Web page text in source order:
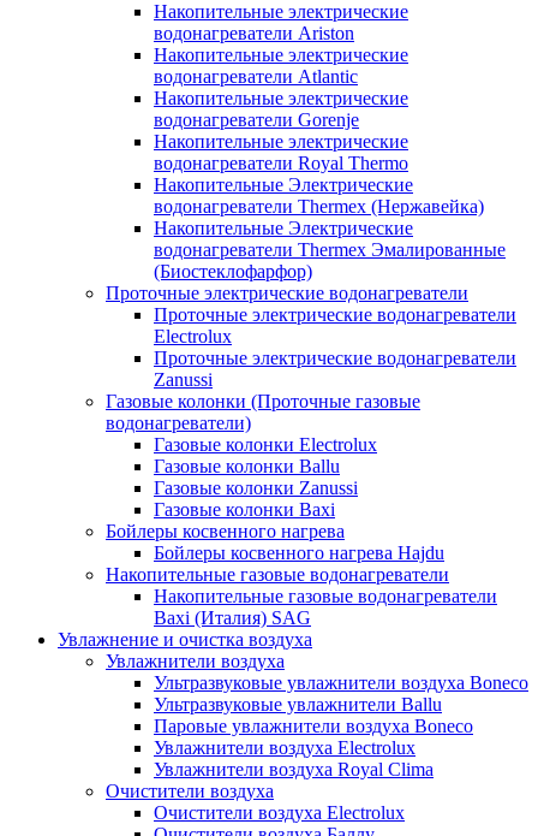
Накопительные электрические
водонагреватели Ariston
Накопительные электрические
водонагреватели Atlantic
Накопительные электрические
водонагреватели Gorenje
Накопительные электрические
водонагреватели Royal Thermo
Накопительные Электрические
водонагреватели Thermex (Нержавейка)
Накопительные Электрические
водонагреватели Thermex Эмалированные
(Биостеклофарфор)
Проточные электрические водонагреватели
Проточные электрические водонагреватели
Electrolux
Проточные электрические водонагреватели
Zanussi
Газовые колонки (Проточные газовые
водонагреватели)
Газовые колонки Electrolux
Газовые колонки Ballu
Газовые колонки Zanussi
Газовые колонки Baxi
Бойлеры косвенного нагрева
Бойлеры косвенного нагрева Hajdu
Накопительные газовые водонагреватели
Накопительные газовые водонагреватели
Baxi (Италия) SAG
Увлажнение и очистка воздуха
Увлажнители воздуха
Ультразвуковые увлажнители воздуха Boneco
Ультразвуковые увлажнители Ballu
Паровые увлажнители воздуха Boneco
Увлажнители воздуха Electrolux
Увлажнители воздуха Royal Clima
Очистители воздуха
Очистители воздуха Electrolux